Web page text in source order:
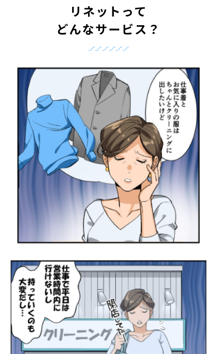
リネットって
どんなサービス？